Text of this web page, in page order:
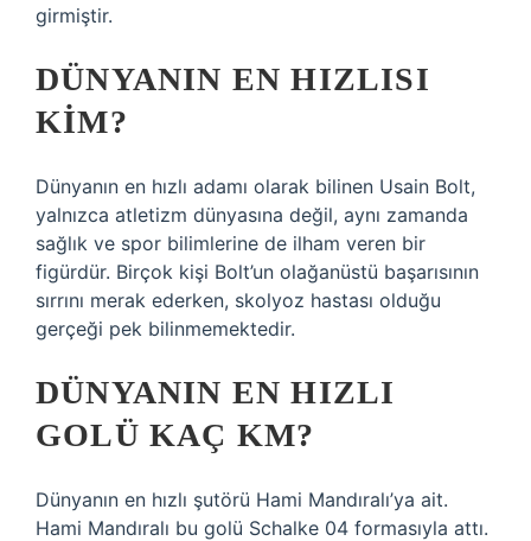
girmiştir.
DÜNYANIN EN HIZLISI
KIM?
Dünyanın en hızlı adamı olarak bilinen Usain Bolt,
yalnızca atletizm dünyasına değil, aynı zamanda
sağlık ve spor bilimlerine de ilham veren bir
figürdür. Birçok kişi Bolt’un olağanüstü başarısının
sırrını merak ederken, skolyoz hastası olduğu
gerçeği pek bilinmemektedir.
DÜNYANIN EN HIZLI
GOLÜ KAÇ KM?
Dünyanın en hızlı şutörü Hami Mandıralı’ya ait.
Hami Mandıralı bu golü Schalke 04 formasıyla attı.